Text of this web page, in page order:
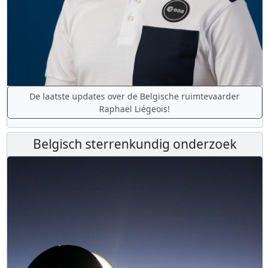
De laatste updates over de Belgische ruimtevaarder
Raphaël Liégeois!
Belgisch sterrenkundig onderzoek